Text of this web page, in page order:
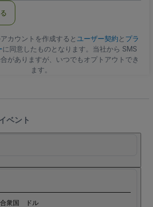
カウントを作成すると ユーザー契約と プラ
に同意したものとなります。当社から SMS
がありますが、いつでもオプトアウトでき
ます。
ベント
合衆国 ドル